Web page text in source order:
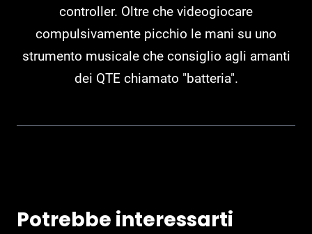
controller. Oltre che videogiocare
compulsivamente picchio le mani su uno
strumento musicale che consiglio agli amanti
dei QTE chiamato "batteria".
Potrebbe interessarti